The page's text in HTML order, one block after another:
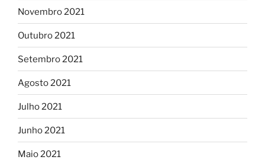
Novembro 2021
Outubro 2021
Setembro 2021
Agosto 2021
Julho 2021
Junho 2021
Maio 2021